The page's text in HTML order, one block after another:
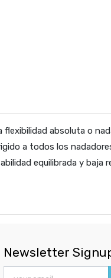
absoluta o
a todos los
equilibrada y baja
Newsletter